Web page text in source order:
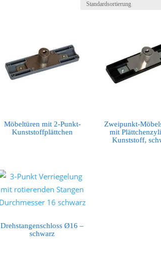
Möbeltüren mit 2-Punkt-
Kunststoffplättchen
Zweipunkt-
mit
Kunststoff,
Drehstangenschloss Ø16 –
schwarz